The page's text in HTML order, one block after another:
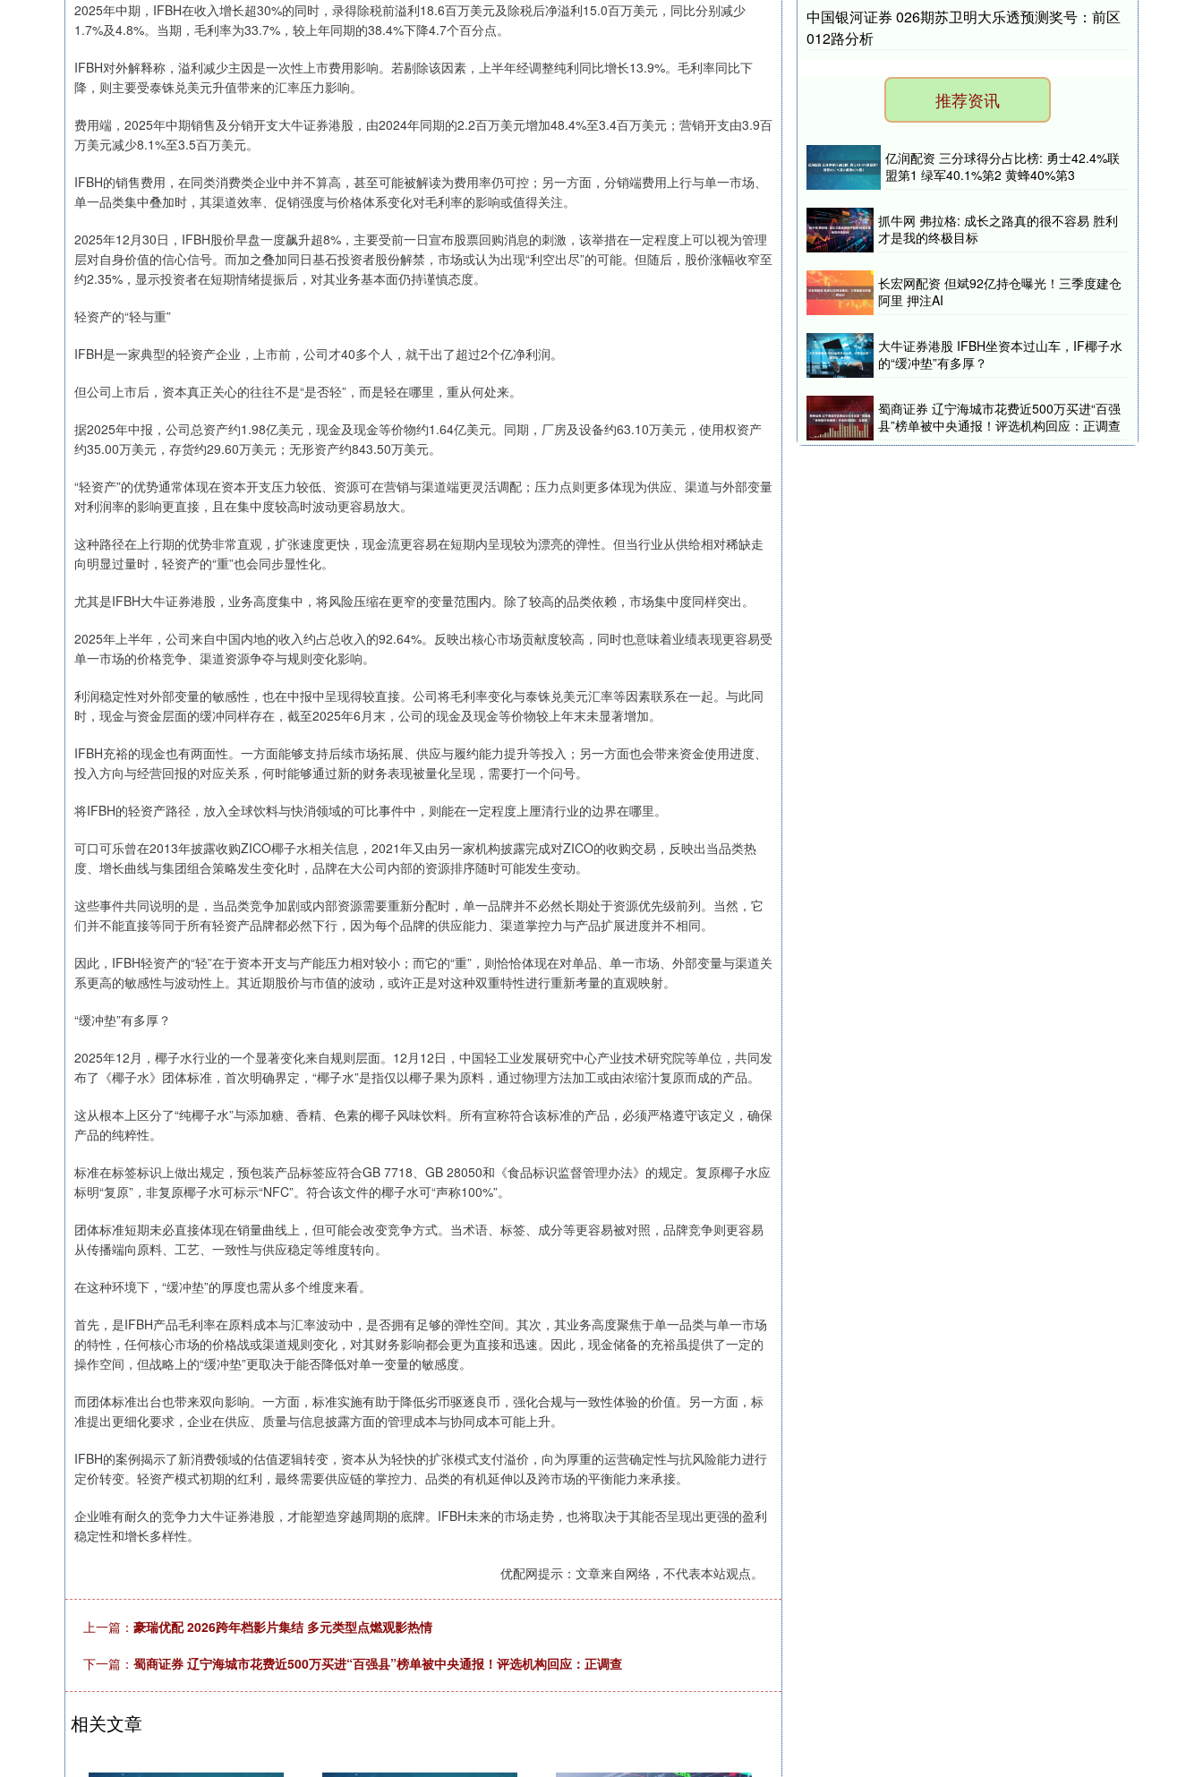
2025年中期，IFBH在收入增长超30%的同时，录得除税前溢利18.6百万美元及除税后净溢利15.0百万美元，同比分别减少
1.7%及4.8%。当期，毛利率为33.7%，较上年同期的38.4%下降4.7个百分点。
IFBH对外解释称，溢利减少主因是一次性上市费用影响。若剔除该因素，上半年经调整纯利同比增长13.9%。毛利率同比下
降，则主要受泰铢兑美元升值带来的汇率压力影响。
费用端，2025年中期销售及分销开支大牛证券港股，由2024年同期的2.2百万美元增加48.4%至3.4百万美元；营销开支由3.9百
万美元减少8.1%至3.5百万美元。
IFBH的销售费用，在同类消费类企业中并不算高，甚至可能被解读为费用率仍可控；另一方面，分销端费用上行与单一市场、
单一品类集中叠加时，其渠道效率、促销强度与价格体系变化对毛利率的影响或值得关注。
2025年12月30日，IFBH股价早盘一度飙升超8%，主要受前一日宣布股票回购消息的刺激，该举措在一定程度上可以视为管理
层对自身价值的信心信号。而加之叠加同日基石投资者股份解禁，市场或认为出现“利空出尽”的可能。但随后，股价涨幅收窄至
约2.35%，显示投资者在短期情绪提振后，对其业务基本面仍持谨慎态度。
轻资产的“轻与重”
IFBH是一家典型的轻资产企业，上市前，公司才40多个人，就干出了超过2个亿净利润。
但公司上市后，资本真正关心的往往不是“是否轻”，而是轻在哪里，重从何处来。
据2025年中报，公司总资产约1.98亿美元，现金及现金等价物约1.64亿美元。同期，厂房及设备约63.10万美元，使用权资产
约35.00万美元，存货约29.60万美元；无形资产约843.50万美元。
“轻资产”的优势通常体现在资本开支压力较低、资源可在营销与渠道端更灵活调配；压力点则更多体现为供应、渠道与外部变量
对利润率的影响更直接，且在集中度较高时波动更容易放大。
这种路径在上行期的优势非常直观，扩张速度更快，现金流更容易在短期内呈现较为漂亮的弹性。但当行业从供给相对稀缺走
向明显过量时，轻资产的“重”也会同步显性化。
尤其是IFBH大牛证券港股，业务高度集中，将风险压缩在更窄的变量范围内。除了较高的品类依赖，市场集中度同样突出。
2025年上半年，公司来自中国内地的收入约占总收入的92.64%。反映出核心市场贡献度较高，同时也意味着业绩表现更容易受
单一市场的价格竞争、渠道资源争夺与规则变化影响。
利润稳定性对外部变量的敏感性，也在中报中呈现得较直接。公司将毛利率变化与泰铢兑美元汇率等因素联系在一起。与此同
时，现金与资金层面的缓冲同样存在，截至2025年6月末，公司的现金及现金等价物较上年末未显著增加。
IFBH充裕的现金也有两面性。一方面能够支持后续市场拓展、供应与履约能力提升等投入；另一方面也会带来资金使用进度、
投入方向与经营回报的对应关系，何时能够通过新的财务表现被量化呈现，需要打一个问号。
将IFBH的轻资产路径，放入全球饮料与快消领域的可比事件中，则能在一定程度上厘清行业的边界在哪里。
可口可乐曾在2013年披露收购ZICO椰子水相关信息，2021年又由另一家机构披露完成对ZICO的收购交易，反映出当品类热
度、增长曲线与集团组合策略发生变化时，品牌在大公司内部的资源排序随时可能发生变动。
这些事件共同说明的是，当品类竞争加剧或内部资源需要重新分配时，单一品牌并不必然长期处于资源优先级前列。当然，它
们并不能直接等同于所有轻资产品牌都必然下行，因为每个品牌的供应能力、渠道掌控力与产品扩展进度并不相同。
因此，IFBH轻资产的“轻”在于资本开支与产能压力相对较小；而它的“重”，则恰恰体现在对单品、单一市场、外部变量与渠道关
系更高的敏感性与波动性上。其近期股价与市值的波动，或许正是对这种双重特性进行重新考量的直观映射。
“缓冲垫”有多厚？
2025年12月，椰子水行业的一个显著变化来自规则层面。12月12日，中国轻工业发展研究中心产业技术研究院等单位，共同发
布了《椰子水》团体标准，首次明确界定，“椰子水”是指仅以椰子果为原料，通过物理方法加工或由浓缩汁复原而成的产品。
这从根本上区分了“纯椰子水”与添加糖、香精、色素的椰子风味饮料。所有宣称符合该标准的产品，必须严格遵守该定义，确保
产品的纯粹性。
标准在标签标识上做出规定，预包装产品标签应符合GB 7718、GB 28050和《食品标识监督管理办法》的规定。复原椰子水应
标明“复原”，非复原椰子水可标示“NFC”。符合该文件的椰子水可“声称100%”。
团体标准短期未必直接体现在销量曲线上，但可能会改变竞争方式。当术语、标签、成分等更容易被对照，品牌竞争则更容易
从传播端向原料、工艺、一致性与供应稳定等维度转向。
在这种环境下，“缓冲垫”的厚度也需从多个维度来看。
首先，是IFBH产品毛利率在原料成本与汇率波动中，是否拥有足够的弹性空间。其次，其业务高度聚焦于单一品类与单一市场
的特性，任何核心市场的价格战或渠道规则变化，对其财务影响都会更为直接和迅速。因此，现金储备的充裕虽提供了一定的
操作空间，但战略上的“缓冲垫”更取决于能否降低对单一变量的敏感度。
而团体标准出台也带来双向影响。一方面，标准实施有助于降低劣币驱逐良币，强化合规与一致性体验的价值。另一方面，标
准提出更细化要求，企业在供应、质量与信息披露方面的管理成本与协同成本可能上升。
IFBH的案例揭示了新消费领域的估值逻辑转变，资本从为轻快的扩张模式支付溢价，向为厚重的运营确定性与抗风险能力进行
定价转变。轻资产模式初期的红利，最终需要供应链的掌控力、品类的有机延伸以及跨市场的平衡能力来承接。
企业唯有耐久的竞争力大牛证券港股，才能塑造穿越周期的底牌。IFBH未来的市场走势，也将取决于其能否呈现出更强的盈利
稳定性和增长多样性。
优配网提示：文章来自网络，不代表本站观点。
上一篇： 豪瑞优配 2026跨年档影片集结 多元类型点燃观影热情
下一篇： 蜀商证券 辽宁海城市花费近500万买进“百强县”榜单被中央通报！评选机构回应：正调查
相关文章
中国银河证券 026期苏卫明大乐透预测奖号：前区
012路分析
推荐资讯
亿润配资 三分球得分占比榜: 勇士42.4%联
盟第1 绿军40.1%第2 黄蜂40%第3
抓牛网 弗拉格: 成长之路真的很不容易 胜利
才是我的终极目标
长宏网配资 但斌92亿持仓曝光！三季度建仓
阿里 押注AI
大牛证券港股 IFBH坐资本过山车，IF椰子水
的“缓冲垫”有多厚？
蜀商证券 辽宁海城市花费近500万买进“百强
县”榜单被中央通报！评选机构回应：正调查